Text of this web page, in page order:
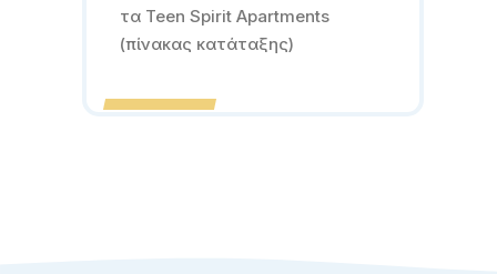
τα Teen Spirit Apartments
(πίνακας κατάταξης)